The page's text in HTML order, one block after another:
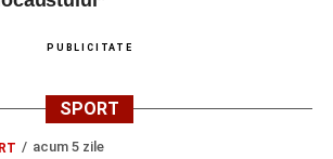
Sinaxa Educațională
Educațională”
susținerii unei educații centrate pe
și pe formarea caracterului
PUBLICITATE
SPORT
acum 5 zile